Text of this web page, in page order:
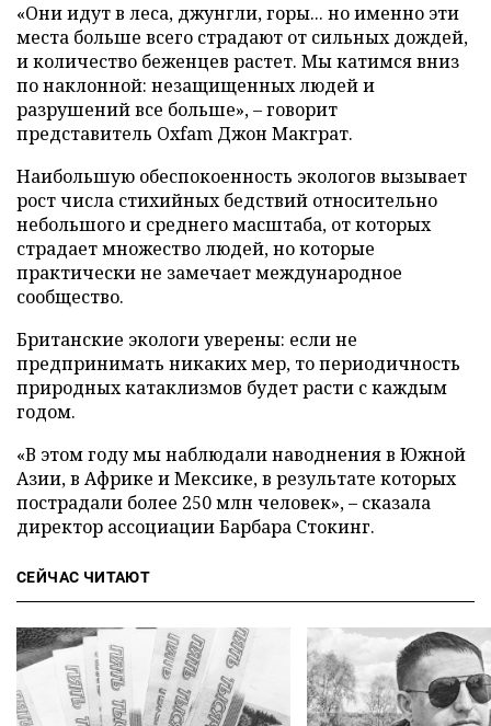
«Они идут в леса, джунгли, горы... но именно эти
места больше всего страдают от сильных дождей,
и количество беженцев растет. Мы катимся вниз
по наклонной: незащищенных людей и
разрушений все больше», – говорит
представитель Oxfam Джон Макграт.
Наибольшую обеспокоенность экологов вызывает
рост числа стихийных бедствий относительно
небольшого и среднего масштаба, от которых
страдает множество людей, но которые
практически не замечает международное
сообщество.
Британские экологи уверены: если не
предпринимать никаких мер, то периодичность
природных катаклизмов будет расти с каждым
годом.
«В этом году мы наблюдали наводнения в Южной
Азии, в Африке и Мексике, в результате которых
пострадали более 250 млн человек», – сказала
директор ассоциации Барбара Стокинг.
СЕЙЧАС ЧИТАЮТ